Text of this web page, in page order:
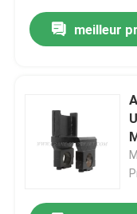
meilleur